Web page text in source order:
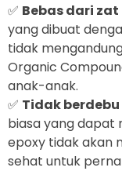
✅ Bebas dari
yang dibuat
tidak
Organic
anak-anak.
✅ Tidak berdebu
biasa yang dapat
epoxy tidak akan
sehat untuk